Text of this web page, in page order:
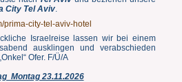
City Tel Aviv.
prima-city-tel-aviv-hotel
Israelreise lassen wir bei einem
ausklingen und verabschieden
Ofer. F/Ü/A
Montag 23.11.2026